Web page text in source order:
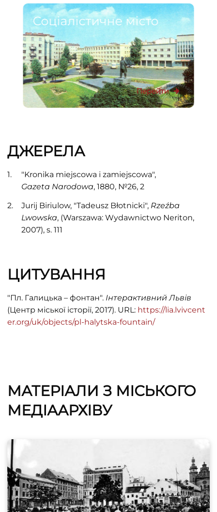
Соціалістичне місто
Перейти
ДЖЕРЕЛА
"Kronika miejscowa i zamiejscowa",
Gazeta Narodowa, 1880, №26, 2
Jurij Biriulow, "Tadeusz Błotnicki", Rzeźba
Lwowska, (Warszawa: Wydawnictwo Neriton,
2007), s. 111
ЦИТУВАННЯ
"Пл. Галицька – фонтан". Інтерактивний Львів
(Центр міської історії, 2017). URL: https://lia.lvivcent
er.org/uk/objects/pl-halytska-fountain/
МАТЕРІАЛИ З МІСЬКОГО
МЕДІААРХІВУ